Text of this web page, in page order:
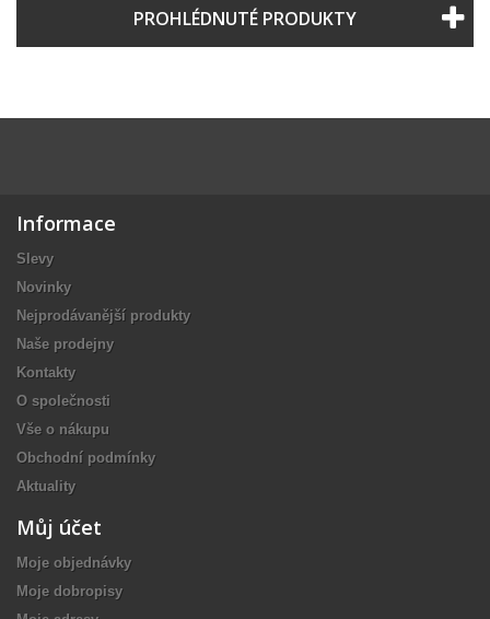
PROHLÉDNUTÉ PRODUKTY
Informace
Slevy
Novinky
Nejprodávanější produkty
Naše prodejny
Kontakty
O společnosti
Vše o nákupu
Obchodní podmínky
Aktuality
Můj účet
Moje objednávky
Moje dobropisy